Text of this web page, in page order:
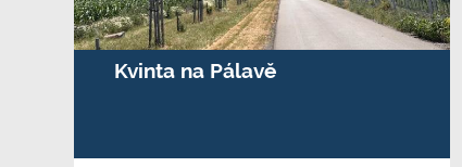
Kvinta na Pálavě